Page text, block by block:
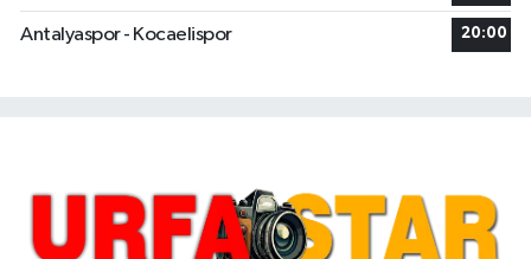
Antalyaspor - Kocaelispor 20:00